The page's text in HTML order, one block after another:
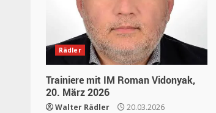
Rädler
Trainiere mit IM Roman Vidonyak,
20. März 2026
Walter Rädler 20.03.2026